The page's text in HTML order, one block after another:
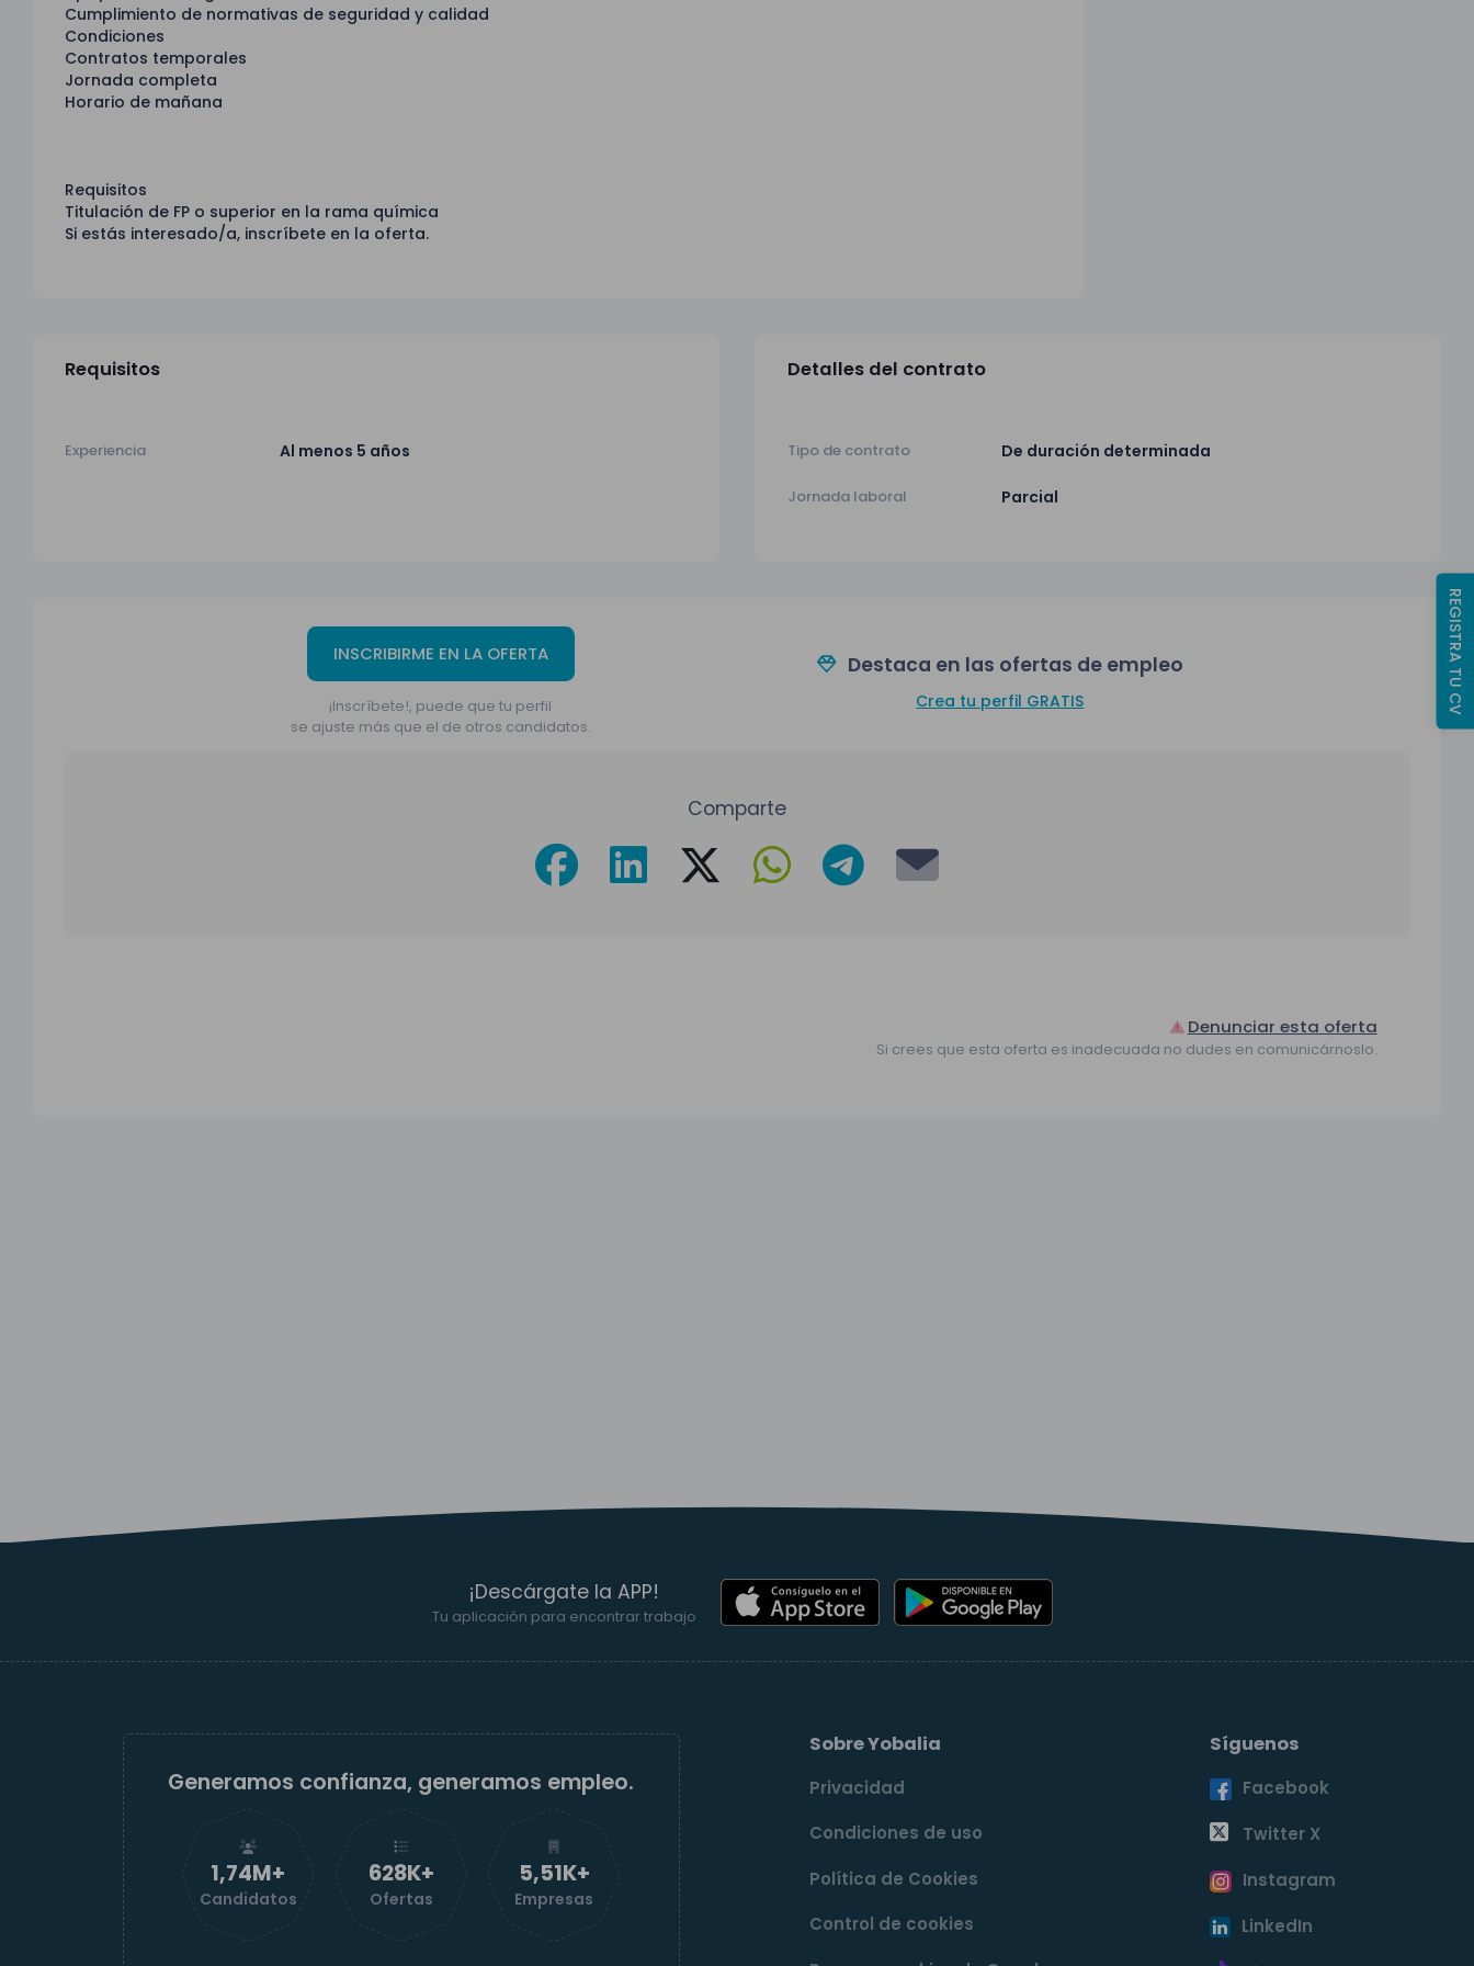
Cumplimiento de normativas de seguridad y calidad
Condiciones
Contratos temporales
Jornada completa
Horario de mañana
Requisitos
Titulación de FP o superior en la rama química
Si estás interesado/a, inscríbete en la oferta.
Requisitos
Experiencia Al menos 5 años
Detalles del contrato
Tipo de contrato De duración determinada
Jornada laboral Parcial
INSCRIBIRME EN LA OFERTA
¡Inscríbete!, puede que tu perfil
se ajuste más que el de otros candidatos.
Destaca en las ofertas de empleo
Crea tu perfil GRATIS
Comparte
Denunciar esta oferta
Si crees que esta oferta es inadecuada no dudes en comunicárnoslo.
¡Descárgate la APP!
Tu aplicación para encontrar trabajo
Generamos confianza, generamos empleo.
1,74M+
Candidatos
629K+
Ofertas
5,52K+
Empresas
Sobre Yobalia
Privacidad
Condiciones de uso
Política de Cookies
Control de cookies
Síguenos
Facebook
Twitter X
Instagram
LinkedIn
REGISTRA TU CV